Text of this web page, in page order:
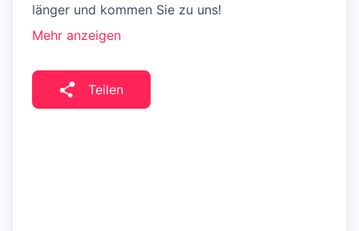
länger und kommen Sie zu uns!
Mehr anzeigen
Teilen